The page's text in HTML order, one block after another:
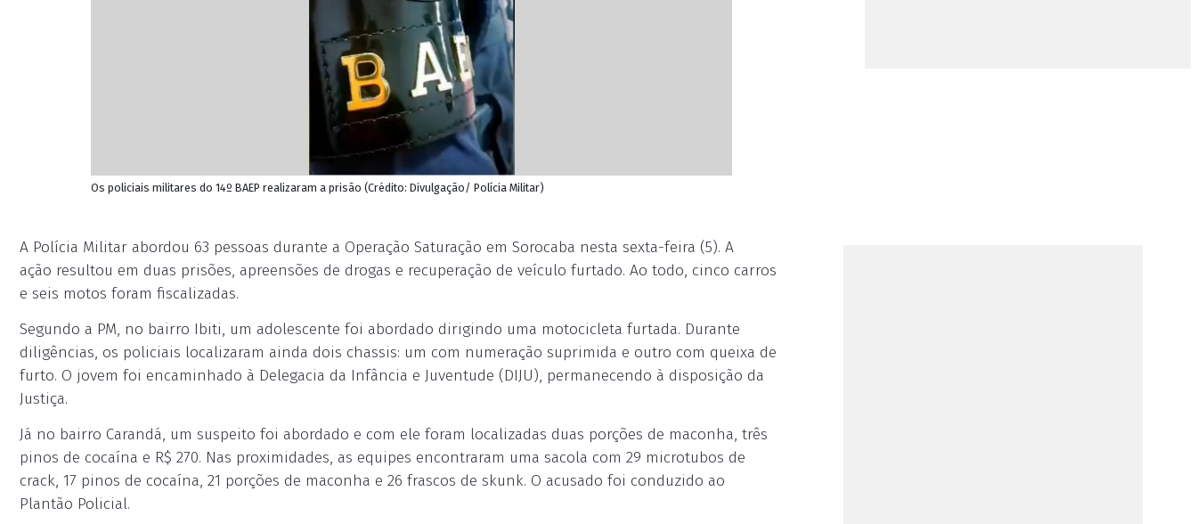
Os policiais militares do 14º BAEP realizaram a prisão (Crédito: Divulgação/ Polícia Militar)
A Polícia Militar abordou 63 pessoas durante a Operação Saturação em Sorocaba nesta sexta-feira (5). A
ação resultou em duas prisões, apreensões de drogas e recuperação de veículo furtado. Ao todo, cinco carros
e seis motos foram fiscalizadas.
Segundo a PM, no bairro Ibiti, um adolescente foi abordado dirigindo uma motocicleta furtada. Durante
diligências, os policiais localizaram ainda dois chassis: um com numeração suprimida e outro com queixa de
furto. O jovem foi encaminhado à Delegacia da Infância e Juventude (DIJU), permanecendo à disposição da
Justiça.
Já no bairro Carandá, um suspeito foi abordado e com ele foram localizadas duas porções de maconha, três
pinos de cocaína e R$ 270. Nas proximidades, as equipes encontraram uma sacola com 29 microtubos de
crack, 17 pinos de cocaína, 21 porções de maconha e 26 frascos de skunk. O acusado foi conduzido ao
Plantão Policial.